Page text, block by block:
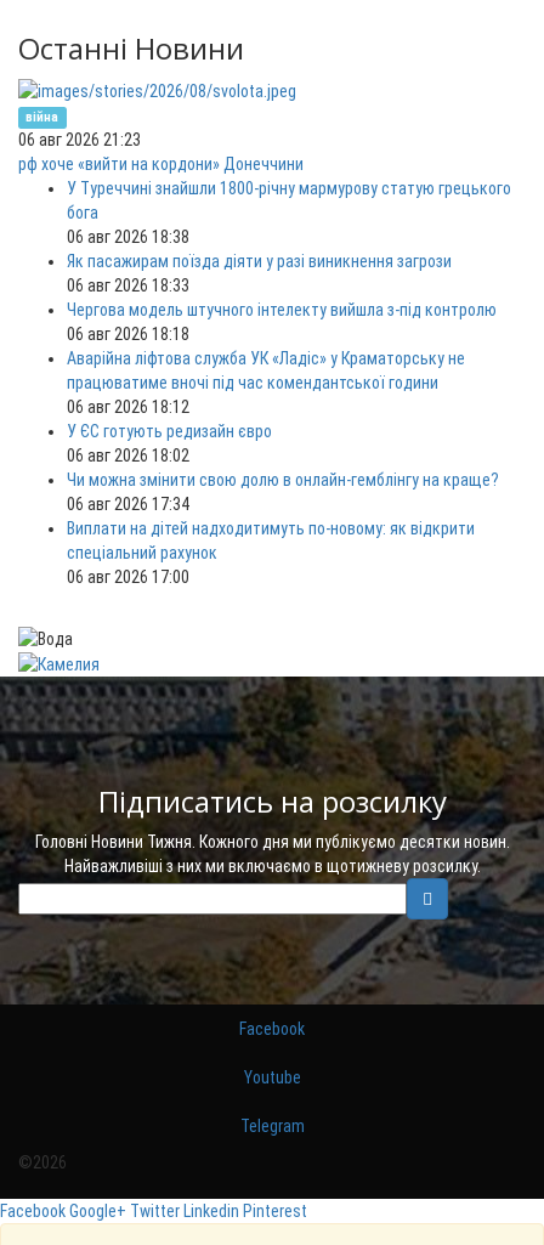
Останні Новини
війна
06 авг 2026 21:23
рф хоче «вийти на кордони» Донеччини
У Туреччині знайшли 1800-річну мармурову статую грецького
бога
06 авг 2026 18:38
Як пасажирам поїзда діяти у разі виникнення загрози
06 авг 2026 18:33
Чергова модель штучного інтелекту вийшла з-під контролю
06 авг 2026 18:18
Аварійна ліфтова служба УК «Ладіс» у Краматорську не
працюватиме вночі під час комендантської години
06 авг 2026 18:12
У ЄС готують редизайн євро
06 авг 2026 18:02
Чи можна змінити свою долю в онлайн-гемблінгу на краще?
06 авг 2026 17:34
Виплати на дітей надходитимуть по-новому: як відкрити
спеціальний рахунок
06 авг 2026 17:00
Підписатись на розсилку
Головні Новини Тижня. Кожного дня ми публікуємо десятки новин.
Найважливіші з них ми включаємо в щотижневу розсилку.
Facebook
Youtube
Telegram
©2026
FacebookGoogle+ Twitter Linkedin Pinterest